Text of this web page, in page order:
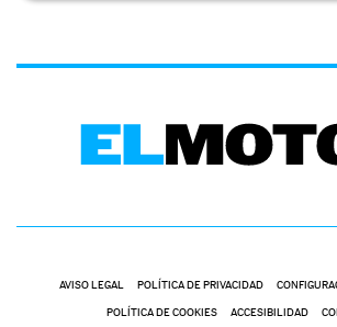
AVISO LEGAL POLÍTICA DE PRIVACIDAD
POLÍTICA DE COOKIES ACCESIBILIDAD